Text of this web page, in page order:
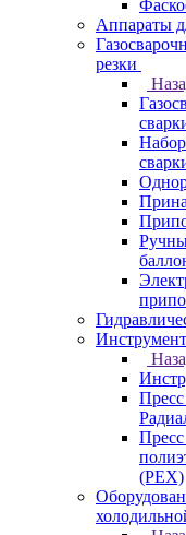
Аппараты
резки
(PEX)